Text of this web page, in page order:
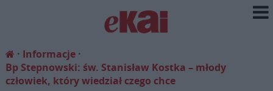
Informacje
Bp Stepnowski: św. Stanisław Kostka – młody
człowiek, który wiedział czego chce